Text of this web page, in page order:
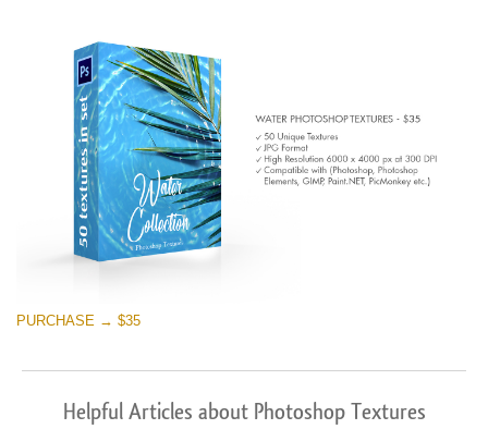
PURCHASE → $35
Helpful Articles about Photoshop Textures